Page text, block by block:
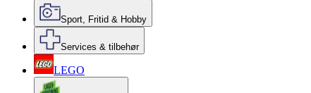
Sport, Fritid & Hobby
Services & tilbehør
LEGO